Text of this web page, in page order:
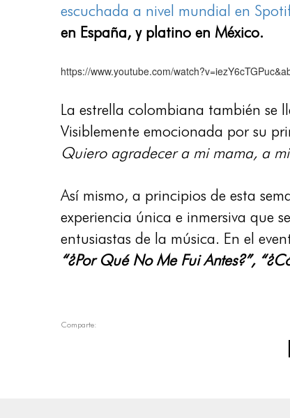
escuchada a nivel mundial en
en España, y platino en México.
https://www.youtube.com/
La estrella colombiana también se
Visiblemente emocionada por su
Quiero agradecer a mi mama, a
Así mismo, a principios de esta
experiencia única e inmersiva que
entusiastas de la música. En el
“¿Por Qué No Me Fui Antes?”,
Comparte: